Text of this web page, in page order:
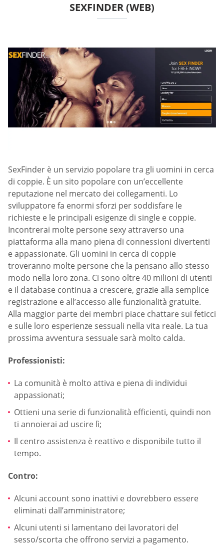
SEXFINDER (WEB)
SexFinder è un servizio popolare tra gli uomini in cerca
di coppie. È un sito popolare con un’eccellente
reputazione nel mercato dei collegamenti. Lo
sviluppatore fa enormi sforzi per soddisfare le
richieste e le principali esigenze di single e coppie.
Incontrerai molte persone sexy attraverso una
piattaforma alla mano piena di connessioni divertenti
e appassionate. Gli uomini in cerca di coppie
troveranno molte persone che la pensano allo stesso
modo nella loro zona. Ci sono oltre 40 milioni di utenti
e il database continua a crescere, grazie alla semplice
registrazione e all’accesso alle funzionalità gratuite.
Alla maggior parte dei membri piace chattare sui feticci
e sulle loro esperienze sessuali nella vita reale. La tua
prossima avventura sessuale sarà molto calda.
Professionisti:
La comunità è molto attiva e piena di individui
appassionati;
Ottieni una serie di funzionalità efficienti, quindi non
ti annoierai ad uscire lì;
Il centro assistenza è reattivo e disponibile tutto il
tempo.
Contro:
Alcuni account sono inattivi e dovrebbero essere
eliminati dall’amministratore;
Alcuni utenti si lamentano dei lavoratori del
sesso/scorta che offrono servizi a pagamento.